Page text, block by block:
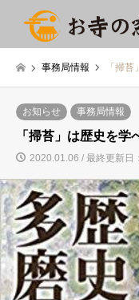
事務局情報 「掃
お知らせ 事務局情報
「掃苔」は歴史を学
2020.01.06 / 最終更新日